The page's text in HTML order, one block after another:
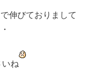
伸びておりまして
ね